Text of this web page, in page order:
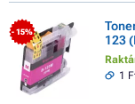
- 15%
123
1